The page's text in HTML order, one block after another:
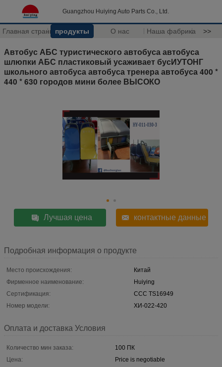
Guangzhou Huiying Auto Parts Co., Ltd.
Главная страницапродукты О нас Наша фабрика >>
Автобус АБС туристического автобуса автобуса
шлюпки АБС пластиковый усаживает бусИУТОНГ
школьного автобуса автобуса тренера автобуса 400 *
440 * 630 городов мини более ВЫСОКО
Лучшая цена контактные данные
Подробная информация о продукте
Место происхождения:
Китай
Фирменное наименование:
Huiying
Сертификация:
CCC TS16949
Номер модели:
ХИ-022-420
Оплата и доставка Условия
Количество мин заказа:
100 ПК
Цена:
Price is negotiable